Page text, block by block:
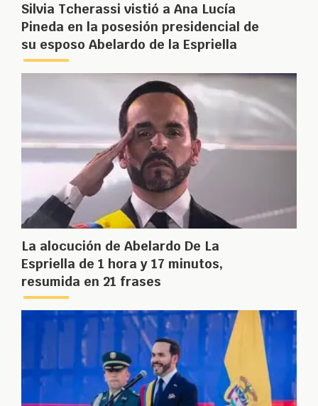
Silvia Tcherassi vistió a Ana Lucía
Pineda en la posesión presidencial de
su esposo Abelardo de la Espriella
La alocución de Abelardo De La
Espriella de 1 hora y 17 minutos,
resumida en 21 frases